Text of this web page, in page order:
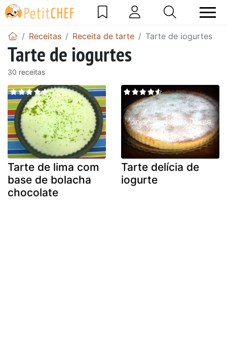
Receitas Receita de tarte Tarte de iogurtes
Tarte de iogurtes
30 receitas
Tarte de lima com
base de bolacha
chocolate
Tarte delícia de
iogurte